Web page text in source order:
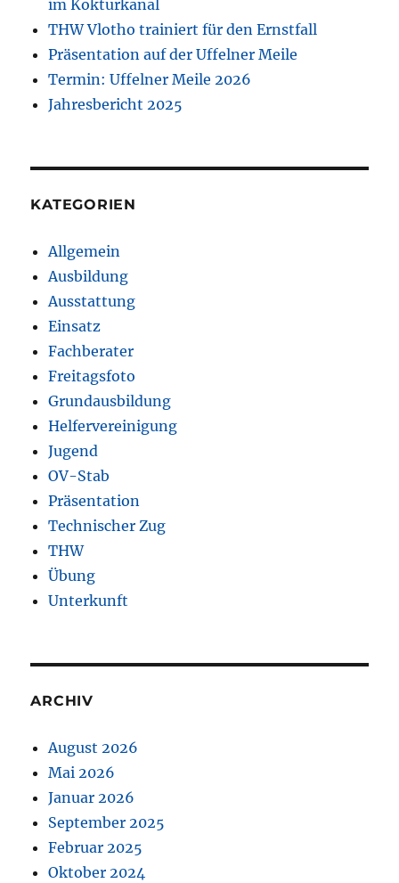
im Kokturkanal
THW Vlotho trainiert für den Ernstfall
Präsentation auf der Uffelner Meile
Termin: Uffelner Meile 2026
Jahresbericht 2025
KATEGORIEN
Allgemein
Ausbildung
Ausstattung
Einsatz
Fachberater
Freitagsfoto
Grundausbildung
Helfervereinigung
Jugend
OV-Stab
Präsentation
Technischer Zug
THW
Übung
Unterkunft
ARCHIV
August 2026
Mai 2026
Januar 2026
September 2025
Februar 2025
Oktober 2024